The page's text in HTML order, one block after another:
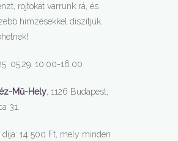
rojtokat varrunk rá, és
hímzésekkel díszítjük.
05.29. 10.00-16.00
Mű-Hely , 1126 Budapest,
31.
14 500 Ft, mely minden